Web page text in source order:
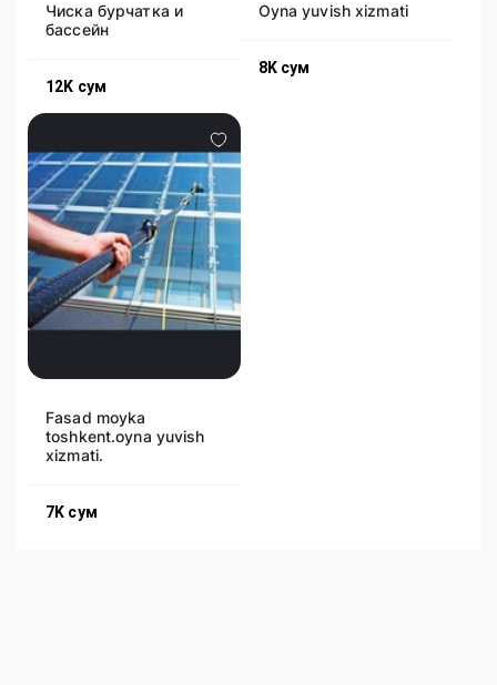
Чиска бурчатка и
бассейн
12K сум
Oyna yuvish xizmati
8K сум
Fasad moyka
toshkent.oyna yuvish
xizmati.
7K сум